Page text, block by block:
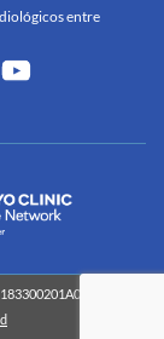
entre